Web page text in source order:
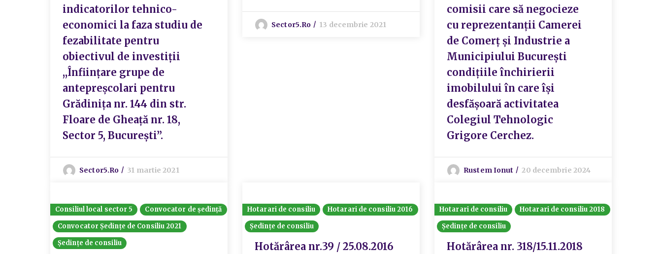
indicatorilor tehnico-
economici la faza studiu de
fezabilitate pentru
obiectivul de investiții
,,Înființare grupe de
antepreșcolari pentru
Grădinița nr. 144 din str.
Floare de Gheață nr. 18,
Sector 5, București”.
Sector5.ro 31 martie 2021
Sector5.ro 13 decembrie 2021
comisii care să negocieze
cu reprezentanții Camerei
de Comerț și Industrie a
Municipiului București
condițiile închirierii
imobilului în care își
desfășoară activitatea
Colegiul Tehnologic
Grigore Cerchez.
Rustem Ionut 20 decembrie 2024
Consiliul local sector 5
Convocator de ședință
Convocator Ședințe de Consiliu 2021
Ședințe de consiliu
Hotarari de consiliu
Hotarari de consiliu 2016
Ședințe de consiliu
Hotărârea nr.39 / 25.08.2016
Hotarari de consiliu
Hotarari de consiliu 2018
Ședințe de consiliu
Hotărârea nr. 318/15.11.2018